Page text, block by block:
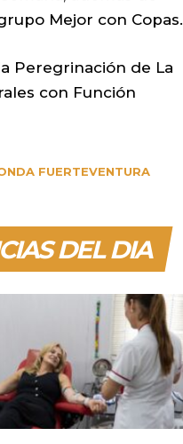
Mejor con Copas.
Peregrinación de La
con Función
FUERTEVENTURA
DEL DIA